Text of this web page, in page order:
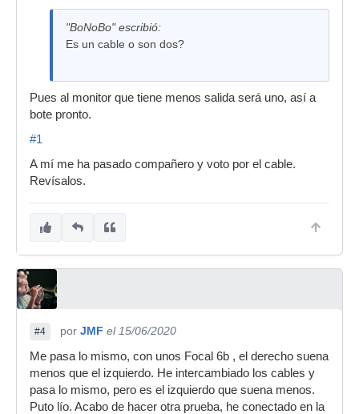
"BoNoBo" escribió:
Es un cable o son dos?
Pues al monitor que tiene menos salida será uno, así a
bote pronto.
#1
A mí me ha pasado compañero y voto por el cable.
Revísalos.
#4 por JMF el 15/06/2020
Me pasa lo mismo, con unos Focal 6b , el derecho suena
menos que el izquierdo. He intercambiado los cables y
pasa lo mismo, pero es el izquierdo que suena menos.
Puto lío. Acabo de hacer otra prueba, he conectado en la